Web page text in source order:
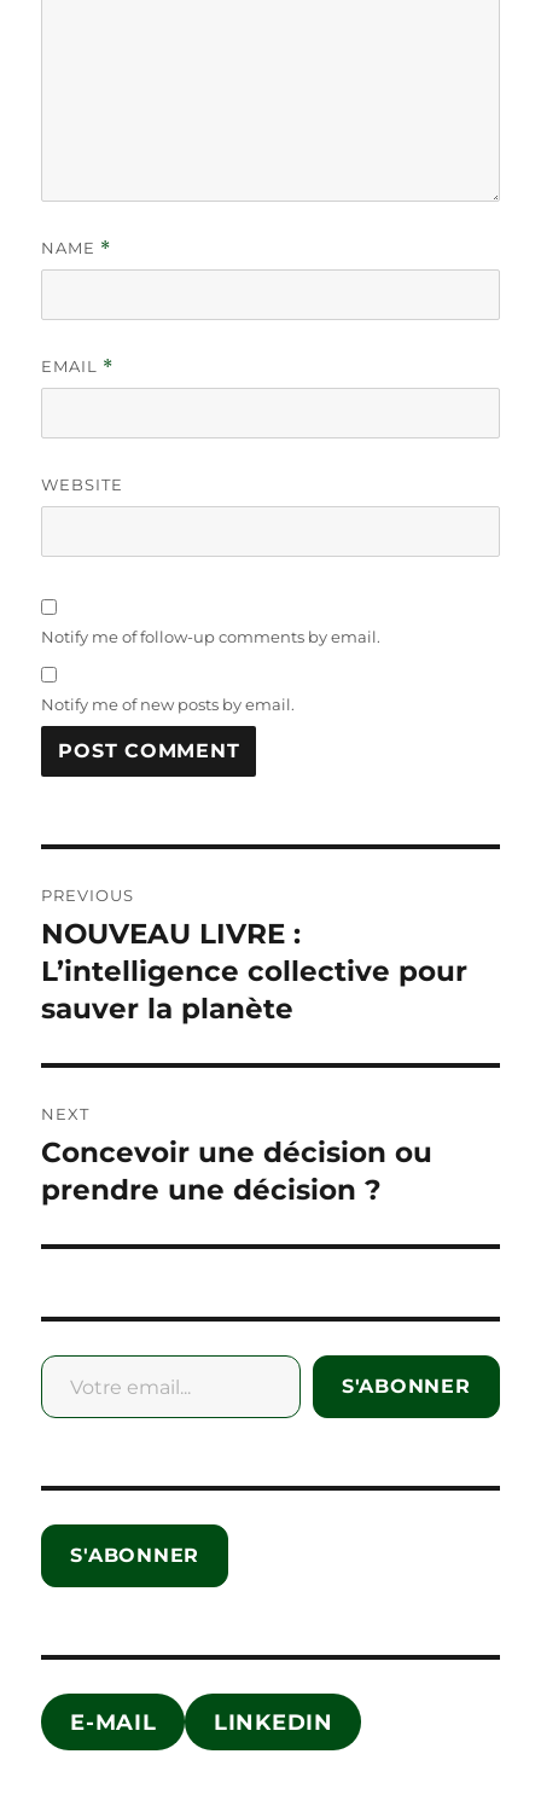
NAME *
EMAIL *
WEBSITE
Notify me of follow-up comments by email.
Notify me of new posts by email.
navigation
PREVIOUS
Previous
post:
NOUVEAU LIVRE :
L’intelligence collective pour
sauver la planète
NEXT
Next
post:
Concevoir une décision ou
prendre une décision ?
Votre email...
S'ABONNER
S'ABONNER
E-MAIL LINKEDIN